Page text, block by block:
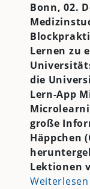
Bonn, 02.
Lernen zu
die
Lern-App
große
Häppchen
Lektionen
Weiterlesen